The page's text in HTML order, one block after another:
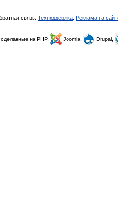
связь: Техподдержка Реклама на
, сделанные на PHP, Joomla, Drupal,